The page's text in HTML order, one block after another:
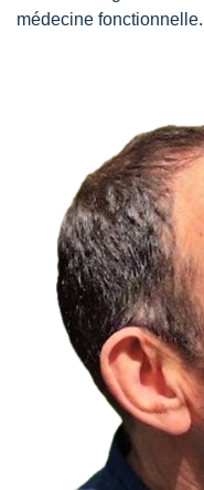
médecine fonctionnelle.